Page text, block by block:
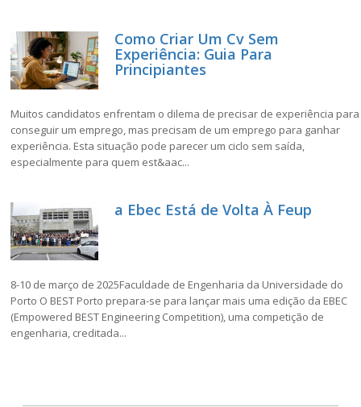
Como Criar Um Cv Sem
Experiência: Guia Para
Principiantes
Muitos candidatos enfrentam o dilema de precisar de experiência para
conseguir um emprego, mas precisam de um emprego para ganhar
experiência. Esta situação pode parecer um ciclo sem saída,
especialmente para quem est&aac...
a Ebec Está de Volta À Feup
8-10 de março de 2025Faculdade de Engenharia da Universidade do
Porto O BEST Porto prepara-se para lançar mais uma edição da EBEC
(Empowered BEST Engineering Competition), uma competição de
engenharia, creditada...